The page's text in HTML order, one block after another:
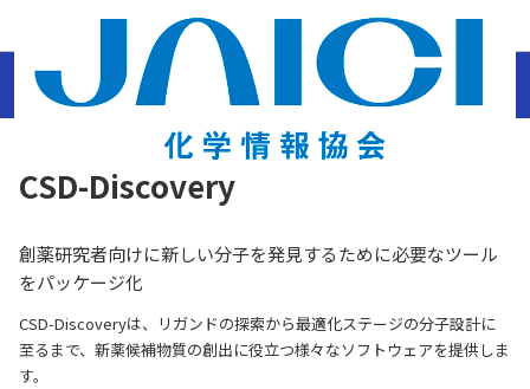
ホーム 結晶構造データベース・化合物辞典
分子性結晶データベースおよび関連ツ
ール
CCDC製品 CSD-Discovery
CSD-Discovery
創薬研究者向けに新しい分子を発見するために必要なツール
をパッケージ化
CSD-Discoveryは、リガンドの探索から最適化ステージの分子設計に
至るまで、新薬候補物質の創出に役立つ様々なソフトウェアを提供しま
す。